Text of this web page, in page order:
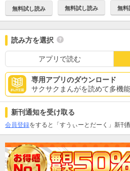
無料試し読み 無料試し読み 無料
読み方を選択
アプリで読む
専用アプリのダウンロード
サクサクまんがを読めて多機能
新刊通知を受け取る
会員登録をすると「すうぃーとだーく」新刊